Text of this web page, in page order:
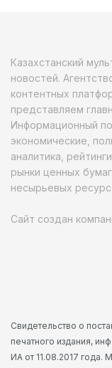
Казахстанский
новостей.
контентных
представляем
Информационный
экономические,
аналитика,
рынки ценных
несырьевых
Сайт создан
Свидетельство о
печатного издания,
ИА от 11.08.2017 года.